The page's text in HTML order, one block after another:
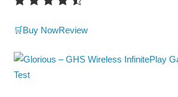
🛒Buy NowReview